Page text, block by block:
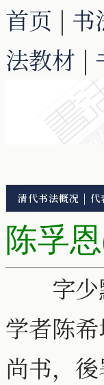
首页 | 书
法教材 |
清代书法概况 | 代
陈孚恩
字少默
学者陈
尚书，